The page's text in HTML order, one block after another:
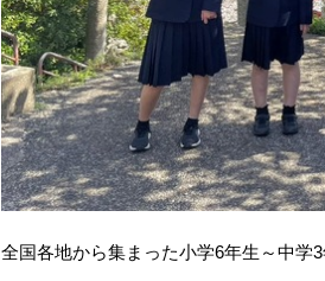
全国各地から集まった小学6年生～中学